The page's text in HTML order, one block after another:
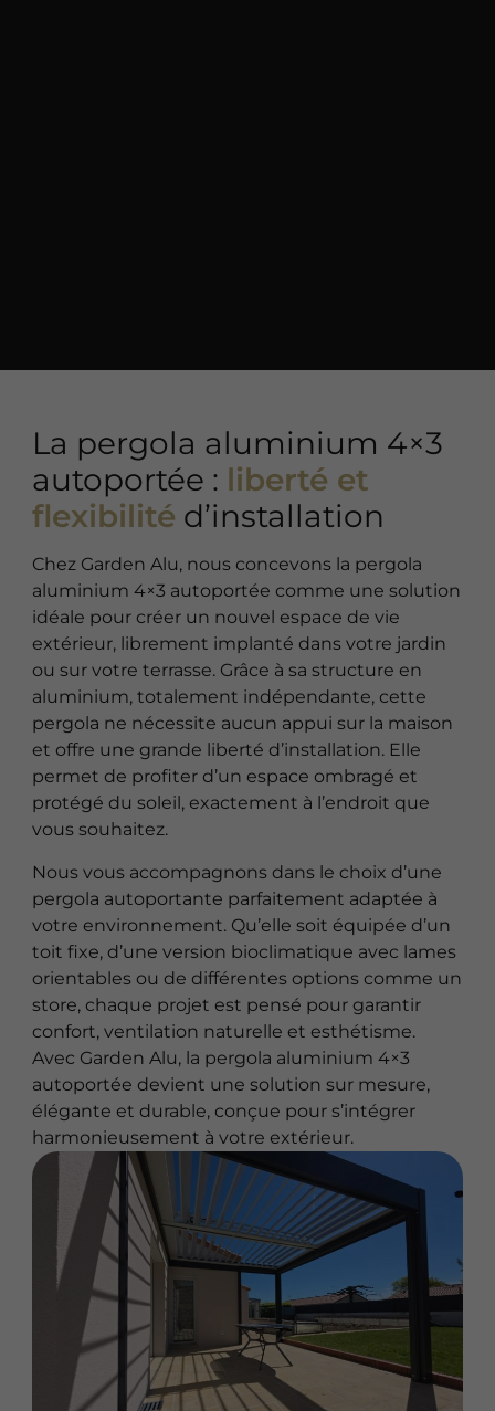
La pergola aluminium 4×3
autoportée : liberté et
flexibilité d’installation
Chez Garden Alu, nous concevons la pergola
aluminium 4×3 autoportée comme une solution
idéale pour créer un nouvel espace de vie
extérieur, librement implanté dans votre jardin
ou sur votre terrasse. Grâce à sa structure en
aluminium, totalement indépendante, cette
pergola ne nécessite aucun appui sur la maison
et offre une grande liberté d’installation. Elle
permet de profiter d’un espace ombragé et
protégé du soleil, exactement à l’endroit que
vous souhaitez.
Nous vous accompagnons dans le choix d’une
pergola autoportante parfaitement adaptée à
votre environnement. Qu’elle soit équipée d’un
toit fixe, d’une version bioclimatique avec lames
orientables ou de différentes options comme un
store, chaque projet est pensé pour garantir
confort, ventilation naturelle et esthétisme.
Avec Garden Alu, la pergola aluminium 4×3
autoportée devient une solution sur mesure,
élégante et durable, conçue pour s’intégrer
harmonieusement à votre extérieur.